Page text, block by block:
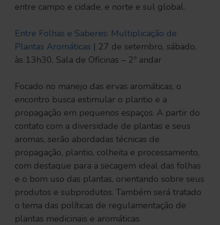
entre campo e cidade, e norte e sul global.
Entre Folhas e Saberes: Multiplicação de
Plantas Aromáticas | 27 de setembro, sábado,
às 13h30, Sala de Oficinas – 2º andar
Focado no manejo das ervas aromáticas, o
encontro busca estimular o plantio e a
propagação em pequenos espaços. A partir do
contato com a diversidade de plantas e seus
aromas, serão abordadas técnicas de
propagação, plantio, colheita e processamento,
com destaque para a secagem ideal das folhas
e o bom uso das plantas, orientando sobre seus
produtos e subprodutos. Também será tratado
o tema das políticas de regulamentação de
plantas medicinais e aromáticas.